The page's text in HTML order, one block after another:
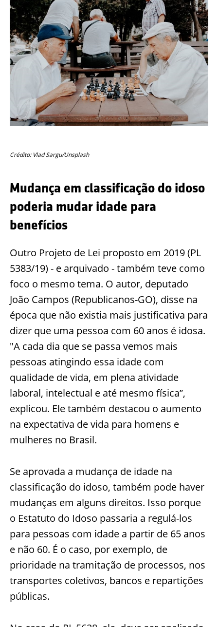
Crédito: Vlad Sargu/Unsplash
Mudança em classificação do idoso
poderia mudar idade para
benefícios
Outro Projeto de Lei proposto em 2019 (PL
5383/19) - e arquivado - também teve como
foco o mesmo tema. O autor, deputado
João Campos (Republicanos-GO), disse na
época que não existia mais justificativa para
dizer que uma pessoa com 60 anos é idosa.
"A cada dia que se passa vemos mais
pessoas atingindo essa idade com
qualidade de vida, em plena atividade
laboral, intelectual e até mesmo física”,
explicou. Ele também destacou o aumento
na expectativa de vida para homens e
mulheres no Brasil.
Se aprovada a mudança de idade na
classificação do idoso, também pode haver
mudanças em alguns direitos. Isso porque
o Estatuto do Idoso passaria a regulá-los
para pessoas com idade a partir de 65 anos
e não 60. É o caso, por exemplo, de
prioridade na tramitação de processos, nos
transportes coletivos, bancos e repartições
públicas.